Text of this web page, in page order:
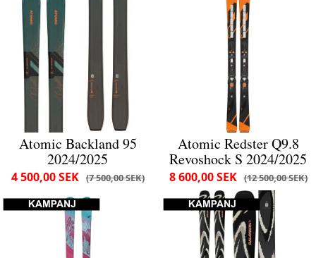
Atomic Backland 95
2024/2025
7 500,00 SEK
4 500,00 SEK
Atomic Redster Q9.8
Revoshock S 2024/2025
12 500,00 SEK
8 600,00 SEK